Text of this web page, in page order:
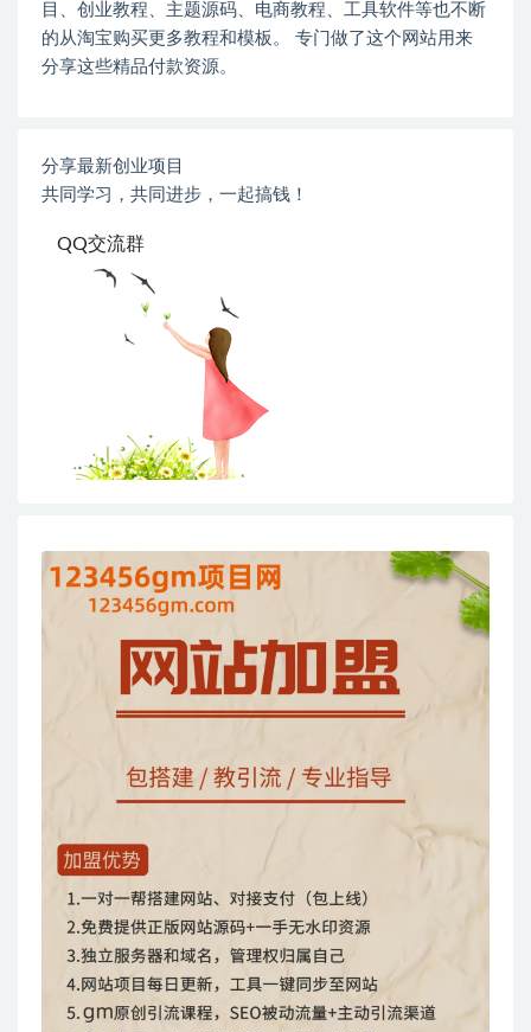
目、创业教程、主题源码、电商教程、工具软件等也不断
的从淘宝购买更多教程和模板。 专门做了这个网站用来
分享这些精品付款资源。
分享最新创业项目
共同学习，共同进步，一起搞钱！
QQ交流群